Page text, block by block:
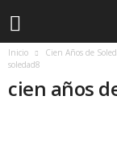
Inicio Cien Años de
soledad8
cien años